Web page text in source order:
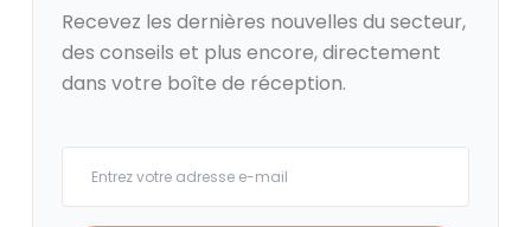
Recevez les dernières nouvelles du secteur,
des conseils et plus encore, directement
dans votre boîte de réception.